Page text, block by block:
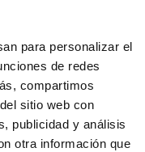
para personalizar el
de redes
compartimos
sitio web con
publicidad y análisis
otra información que
de la compra
de articulo